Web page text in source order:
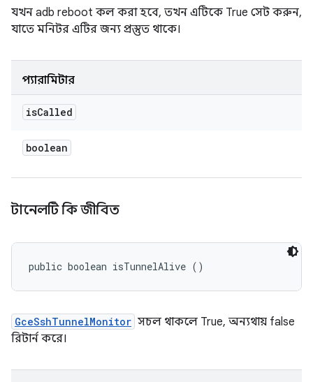
যখন adb reboot কল করা হবে, তখন এটিকে True সেট করুন,
যাতে মনিটর এটির জন্য প্রস্তুত থাকে।
প্যারামিটার
isCalled
boolean
টানেলটি কি জীবিত
public boolean isTunnelAlive ()
GceSshTunnelMonitor সচল থাকলে True, অন্যথায় false
রিটার্ন করে।